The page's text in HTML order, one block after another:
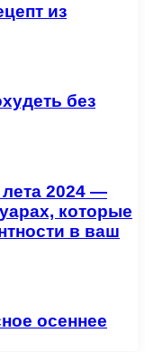
из
без
2024 —
которые
в ваш
осеннее